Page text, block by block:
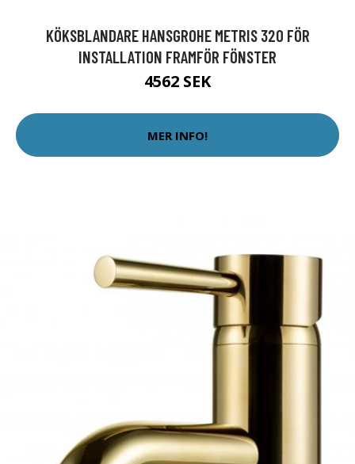
KÖKSBLANDARE HANSGROHE METRIS 320 FÖR
INSTALLATION FRAMFÖR FÖNSTER
4562 SEK
MER INFO!